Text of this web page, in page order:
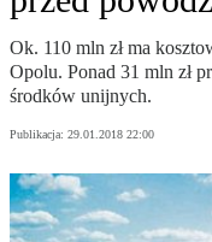
Ok. 110 mln zł ma
Opolu. Ponad 31 mln zł
środków unijnych.
Publikacja: 29.01.2018 22:00